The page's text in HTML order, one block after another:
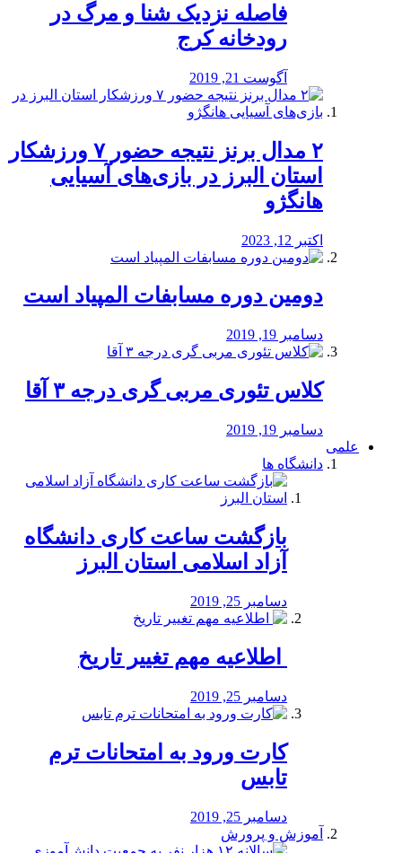
️فاصله نزدیک شنا و مرگ در
رودخانه کرج
آگوست 21, 2019
۲ مدال برنز نتیجه حضور ۷ ورزشکار
استان البرز در بازی‌های آسیایی
هانگژو
اکتبر 12, 2023
دومین دوره مسابفات المپیاد است
دسامبر 19, 2019
کلاس تئوری مربی گری درجه ۳ آقا
دسامبر 19, 2019
علمی
دانشگاه ها
بازگشت ساعت کاری دانشگاه
آزاد اسلامی استان البرز
دسامبر 25, 2019
️ اطلاعیه مهم تغییر تاریخ
دسامبر 25, 2019
کارت ورود به امتحانات ترم
تابس
دسامبر 25, 2019
آموزش و پرورش